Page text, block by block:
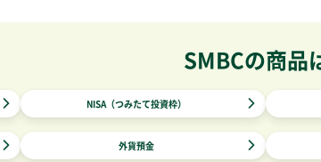
SMBCの商品
NISA（つみたて投資枠）
外貨預金